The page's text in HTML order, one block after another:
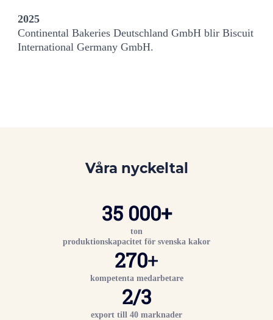
2025
Continental Bakeries Deutschland GmbH blir Biscuit
International Germany GmbH.
Våra nyckeltal
35 000+
ton
produktionskapacitet för svenska kakor
270+
kompetenta medarbetare
2/3
export till 40 marknader